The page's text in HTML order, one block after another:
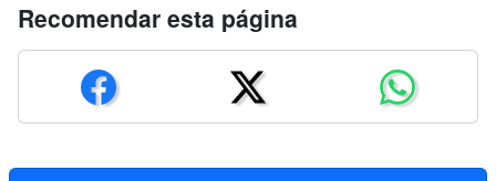
Recomendar esta página